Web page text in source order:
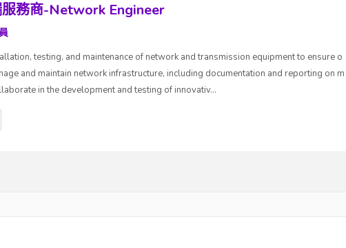
服務商-Network Engineer
testing, and maintenance of network and transmission equipment to ensure o
and maintain network infrastructure, including documentation and reporting on m
in the development and testing of innovativ...